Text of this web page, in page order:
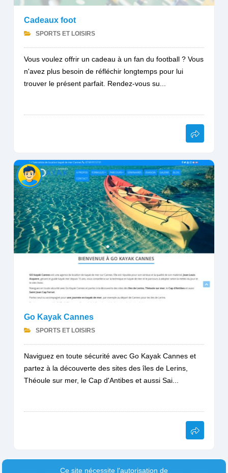
Cadeaux foot
SPORTS ET LOISIRS
Vous voulez offrir un cadeau à un fan du football ? Vous
n'avez plus besoin de réfléchir longtemps pour lui
trouver le présent parfait. Rendez-vous su...
Go Kayak Cannes
SPORTS ET LOISIRS
Naviguez en toute sécurité avec Go Kayak Cannes et
partez à la découverte des sites des îles de Lerins,
Théoule sur mer, le Cap d'Antibes et aussi Sai...
Ce site nécessite l'autorisation de